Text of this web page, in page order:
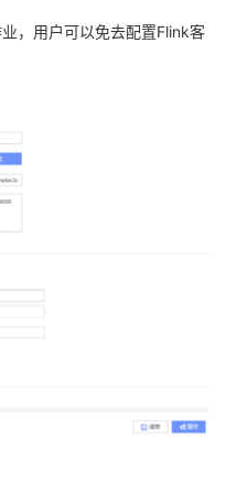
，用户可以免去配置Flink客